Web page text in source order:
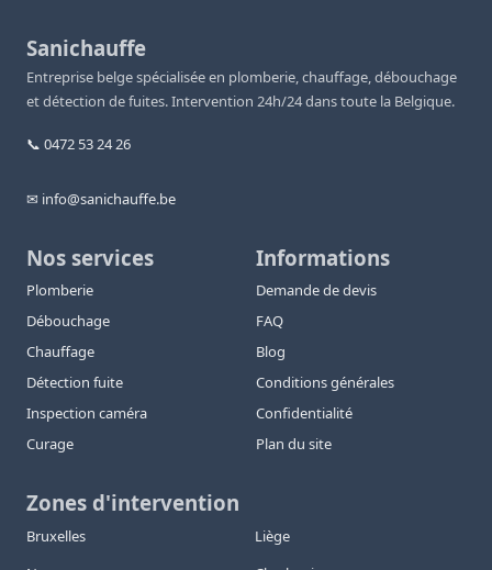
Sanichauffe
Entreprise belge spécialisée en plomberie, chauffage, débouchage
et détection de fuites. Intervention 24h/24 dans toute la Belgique.
📞 0472 53 24 26
✉ info@sanichauffe.be
Nos services
Plomberie
Débouchage
Chauffage
Détection fuite
Inspection caméra
Curage
Informations
Demande de devis
FAQ
Blog
Conditions générales
Confidentialité
Plan du site
Zones d'intervention
Bruxelles
Liège